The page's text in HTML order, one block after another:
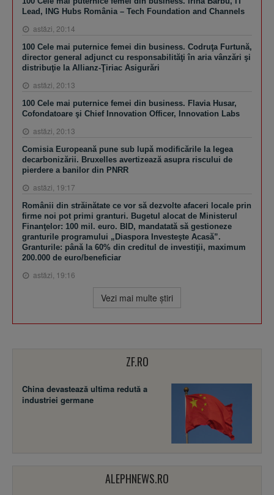
Lead, ING Hubs România – Tech Foundation and Channels
astăzi, 20:14
100 Cele mai puternice femei din business. Codruţa Furtună,
director general adjunct cu responsabilităţi în aria vânzări şi
distribuţie la Allianz-Ţiriac Asigurări
astăzi, 20:13
100 Cele mai puternice femei din business. Flavia Husar,
Cofondatoare şi Chief Innovation Officer, Innovation Labs
astăzi, 20:13
Comisia Europeană pune sub lupă modificările la legea
decarbonizării. Bruxelles avertizează asupra riscului de
pierdere a banilor din PNRR
astăzi, 19:17
Românii din străinătate ce vor să dezvolte afaceri locale prin
firme noi pot primi granturi. Bugetul alocat de Ministerul
Finanţelor: 100 mil. euro. BID, mandatată să gestioneze
granturile programului „Diaspora Investeşte Acasă”.
Granturile: până la 60% din creditul de investiţii, maximum
200.000 de euro/beneficiar
astăzi, 19:16
Vezi mai multe ştiri
ZF.RO
China devastează ultima redută a
industriei germane
ALEPHNEWS.RO